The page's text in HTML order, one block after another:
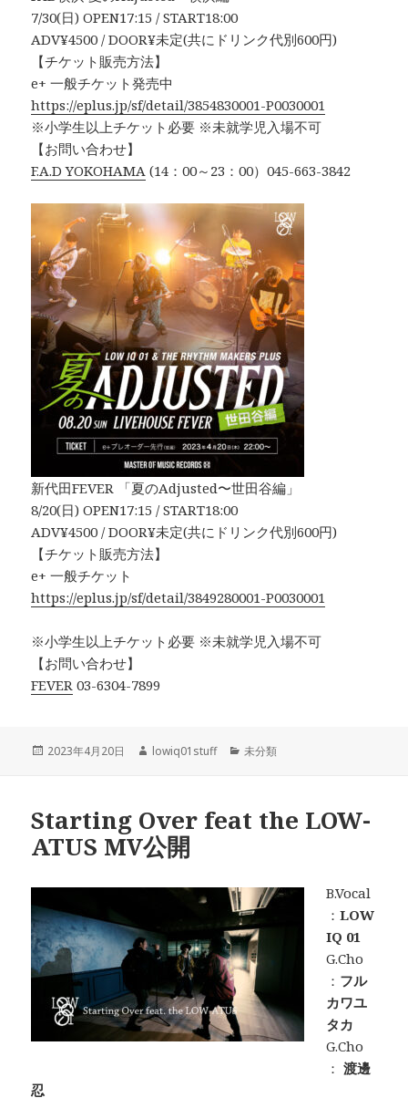
7/30(日) OPEN17:15 / START18:00
ADV¥4500 / DOOR¥未定(共にドリンク代別600円)
【チケット販売方法】
e+ 一般チケット発売中
https://eplus.jp/sf/detail/3854830001-P0030001
※小学生以上チケット必要 ※未就学児入場不可
【お問い合わせ】
F.A.D YOKOHAMA (14：00～23：00）045-663-3842
新代田FEVER 「夏のAdjusted〜世田谷編」
8/20(日) OPEN17:15 / START18:00
ADV¥4500 / DOOR¥未定(共にドリンク代別600円)
【チケット販売方法】
e+ 一般チケット
https://eplus.jp/sf/detail/3849280001-P0030001
※小学生以上チケット必要 ※未就学児入場不可
【お問い合わせ】
FEVER 03-6304-7899
投
2023年4月20日
作
lowiq01stuff
カ
ー
未分類
Starting Over feat the LOW-
ATUS MV公開
B.Vocal
：LOW
IQ 01
G.Cho
： フル
カワユ
タカ
G.Cho
：渡邊
忍